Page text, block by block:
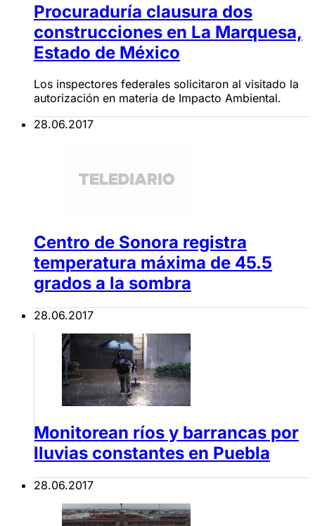
Procuraduría clausura dos
construcciones en La Marquesa,
Estado de México
Los inspectores federales solicitaron al visitado la
autorización en materia de Impacto Ambiental.
28.06.2017
Centro de Sonora registra
temperatura máxima de 45.5
grados a la sombra
28.06.2017
Monitorean ríos y barrancas por
lluvias constantes en Puebla
28.06.2017